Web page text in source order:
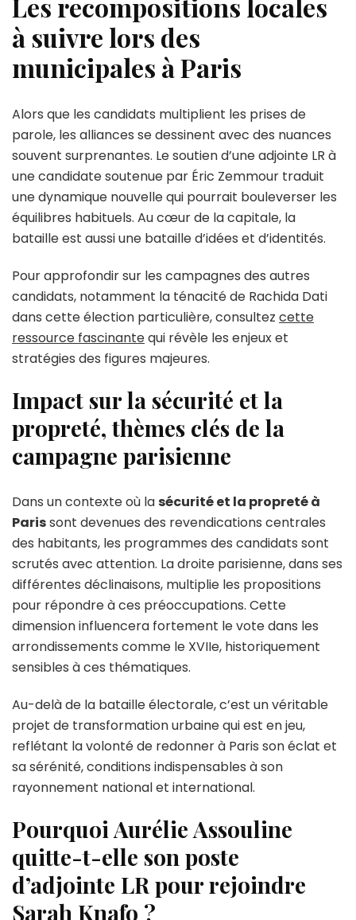
à suivre lors des
municipales à Paris
Alors que les candidats multiplient les prises de
parole, les alliances se dessinent avec des nuances
souvent surprenantes. Le soutien d’une adjointe LR à
une candidate soutenue par Éric Zemmour traduit
une dynamique nouvelle qui pourrait bouleverser les
équilibres habituels. Au cœur de la capitale, la
bataille est aussi une bataille d’idées et d’identités.
Pour approfondir sur les campagnes des autres
candidats, notamment la ténacité de Rachida Dati
dans cette élection particulière, consultez cette
ressource fascinantequi révèle les enjeux et
stratégies des figures majeures.
Impact sur la sécurité et la
propreté, thèmes clés de la
campagne parisienne
Dans un contexte où lasécurité et la propreté à
Parissont devenues des revendications centrales
des habitants, les programmes des candidats sont
scrutés avec attention. La droite parisienne, dans ses
différentes déclinaisons, multiplie les propositions
pour répondre à ces préoccupations. Cette
dimension influencera fortement le vote dans les
arrondissements comme le XVIIe, historiquement
sensibles à ces thématiques.
Au-delà de la bataille électorale, c’est un véritable
projet de transformation urbaine qui est en jeu,
reflétant la volonté de redonner à Paris son éclat et
sa sérénité, conditions indispensables à son
rayonnement national et international.
Pourquoi Aurélie Assouline
quitte-t-elle son poste
d’adjointe LR pour rejoindre
Sarah Knafo ?